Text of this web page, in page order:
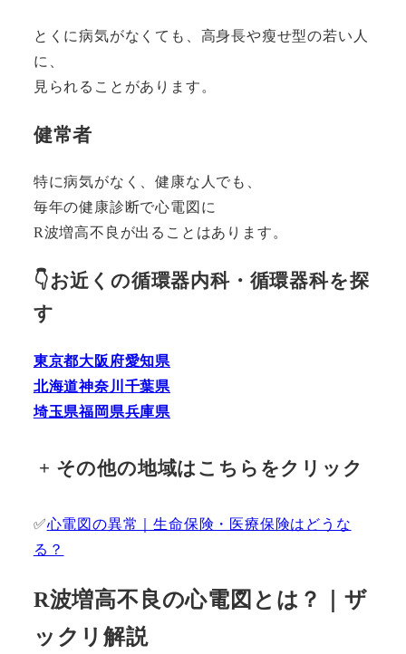
とくに病気がなくても、高身長や瘦せ型の若い人
に、
見られることがあります。
健常者
特に病気がなく、健康な人でも、
毎年の健康診断で心電図に
R波増高不良が出ることはあります。
👇お近くの循環器内科・循環器科を探
す
東京都大阪府愛知県
北海道神奈川 千葉県
埼玉県福岡県兵庫県
+ その他の地域はこちらをクリック
✅心電図の異常｜生命保険・医療保険はどうな
る？
R波増高不良の心電図とは？｜ザ
ックリ解説